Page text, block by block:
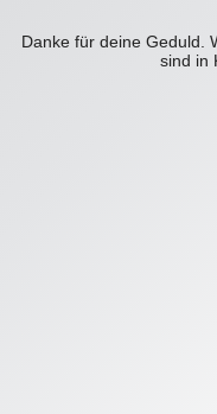
Danke für deine Geduld.
sind in